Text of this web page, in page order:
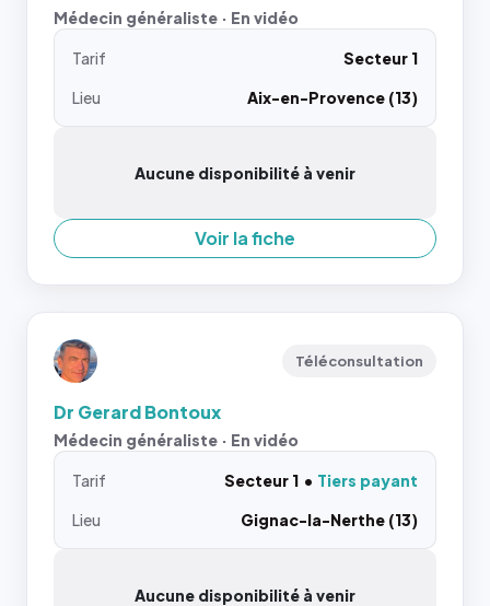
Médecin généraliste · En vidéo
Tarif
Secteur 1
Lieu
Aix-en-Provence (13)
Aucune disponibilité à venir
Voir la fiche
Téléconsultation
Dr Gerard Bontoux
Médecin généraliste · En vidéo
Tarif Secteur 1
Tiers payant
Lieu
Gignac-la-Nerthe (13)
Aucune disponibilité à venir